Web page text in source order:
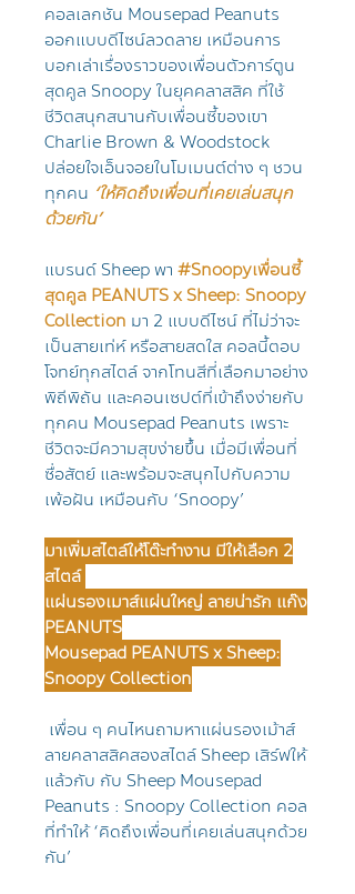
คอลเลกชัน Mousepad Peanuts
ออกแบบดีไซน์ลวดลาย เหมือนการ
บอกเล่าเรื่องราวของเพื่อนตัวการ์ตูน
สุดคูล Snoopy ในยุคคลาสสิค ที่ใช้
ชีวิตสนุกสนานกับเพื่อนซี้ของเขา
Charlie Brown & Woodstock
ปล่อยใจเอ็นจอยในโมเมนต์ต่าง ๆ ชวน
ทุกคน ‘ให้คิดถึงเพื่อนที่เคยเล่นสนุก
ด้วยกัน’
แบรนด์ Sheep พา #Snoopyเพื่อนซี้
สุดคูล PEANUTS x Sheep: Snoopy
Collection มา 2 แบบดีไซน์ ที่ไม่ว่าจะ
เป็นสายเท่ห์ หรือสายสดใส คอลนี้ตอบ
โจทย์ทุกสไตล์ จากโทนสีที่เลือกมาอย่าง
พิถีพิถัน และคอนเซปต์ที่เข้าถึงง่ายกับ
ทุกคน Mousepad Peanuts เพราะ
ชีวิตจะมีความสุขง่ายขึ้น เมื่อมีเพื่อนที่
ซื่อสัตย์ และพร้อมจะสนุกไปกับความ
เพ้อฝัน เหมือนกับ ‘Snoopy’
มาเพิ่มสไตล์ให้โต๊ะทำงาน มีให้เลือก 2
สไตล์
แผ่นรองเมาส์แผ่นใหญ่ ลายน่ารัก แก๊ง
PEANUTS
Mousepad PEANUTS x Sheep:
Snoopy Collection
เพื่อน ๆ คนไหนถามหาแผ่นรองเม้าส์
ลายคลาสสิคสองสไตล์ Sheep เสิร์ฟให้
แล้วกับ กับ Sheep Mousepad
Peanuts : Snoopy Collection คอล
ที่ทำให้ ‘คิดถึงเพื่อนที่เคยเล่นสนุกด้วย
กัน’